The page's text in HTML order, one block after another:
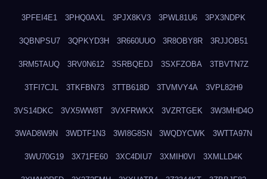
3PFEI4E1 3PHQ0AXL 3PJX8KV3 3PWL81U6 3PX3NDPK
3QBNPSU7 3QPKYD3H 3R660UUO 3R8OBY8R 3RJJOB51
3RM5TAUQ 3RV0N612 3SRBQEDJ 3SXFZOBA 3TBVTN7Z
3TFI7CJL 3TKFBN73 3TTB618D 3TVMVY4A 3VPL82H9
3VS14DKC 3VX5WW8T 3VXFRWKX 3VZRTGEK 3W3MHD4O
3WAD8W9N 3WDTF1N3 3WI8G8SN 3WQDYCWK 3WTTA97N
3WU70G19 3X71FE60 3XC4DIU7 3XMIH0VI 3XMLLD4K